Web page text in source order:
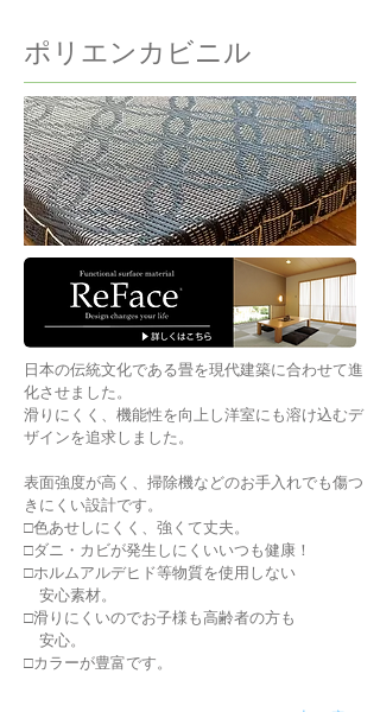
ポリエンカビニル
日本の伝統文化である畳を現代建築に合わせて進
化させました。
滑りにくく、機能性を向上し洋室にも溶け込むデ
ザインを追求しました。
表面強度が高く、掃除機などのお手入れでも傷つ
きにくい設計です。
□色あせしにくく、強くて丈夫。
□ダニ・カビが発生しにくいいつも健康！
□ホルムアルデヒド等物質を使用しない
安心素材。
□滑りにくいのでお子様も高齢者の方も
安心。
□カラーが豊富です。